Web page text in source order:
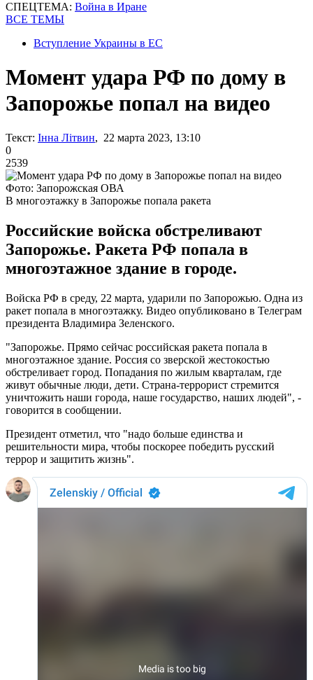
СПЕЦТЕМА: Война в Иране
ВСЕ ТЕМЫ
Вступление Украины в ЕС
Момент удара РФ по дому в
Запорожье попал на видео
Текст: Інна Літвин, 22 марта 2023, 13:10
0
2539
Фото: Запорожская ОВА
В многоэтажку в Запорожье попала ракета
Российские войска обстреливают
Запорожье. Ракета РФ попала в
многоэтажное здание в городе.
Войска РФ в среду, 22 марта, ударили по Запорожью. Одна из
ракет попала в многоэтажку. Видео опубликовано в Телеграм
президента Владимира Зеленского.
"Запорожье. Прямо сейчас российская ракета попала в
многоэтажное здание. Россия со зверской жестокостью
обстреливает город. Попадания по жилым кварталам, где
живут обычные люди, дети. Страна-террорист стремится
уничтожить наши города, наше государство, наших людей", -
говорится в сообщении.
Президент отметил, что "надо больше единства и
решительности мира, чтобы поскорее победить русский
террор и защитить жизнь".